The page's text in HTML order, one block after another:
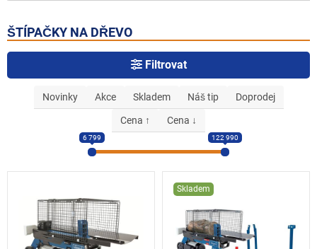
ŠTÍPAČKY NA DŘEVO
Filtrovat
Novinky Akce Skladem Náš tip Doprodej
Cena ↑ Cena ↓
6 799 122 990
Skladem